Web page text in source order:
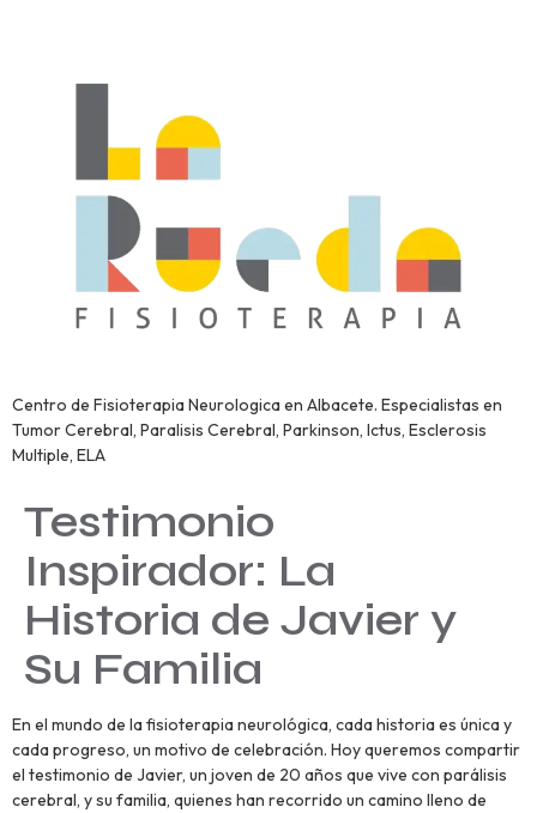
Centro de Fisioterapia Neurologica en Albacete. Especialistas en
Tumor Cerebral, Paralisis Cerebral, Parkinson, Ictus, Esclerosis
Multiple, ELA
Testimonio
Inspirador: La
Historia de Javier y
Su Familia
En el mundo de la fisioterapia neurológica, cada historia es única y
cada progreso, un motivo de celebración. Hoy queremos compartir
el testimonio de Javier, un joven de 20 años que vive con parálisis
cerebral, y su familia, quienes han recorrido un camino lleno de